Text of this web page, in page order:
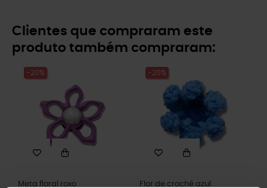
Clientes que compraram este
produto também compraram:
-20%
Meta floral roxo
-20%
Flor de crochê azul